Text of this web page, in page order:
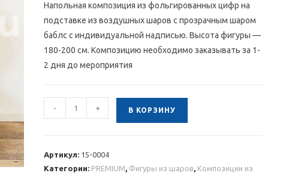
Напольная композиция из фольгированных цифр на
подставке из воздушных шаров с прозрачным шаром
баблс с индивидуальной надписью. Высота фигуры —
180-200 см. Композицию необходимо заказывать за 1-
2 дня до мероприятия
Количество
товара
- + В КОРЗИНУ
Артикул: 15-0004
Категории: PREMIUM, Фигуры из шаров, Композиции из